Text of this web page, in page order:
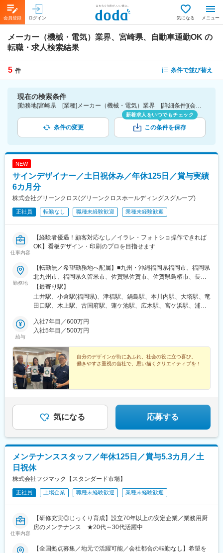
会員登録 ログイン 気になる メニュー
メーカー（機械・電気）業界、宮崎県、自動車通勤OK の
転職・求人検索結果
5 件 条件で並び替え
現在の検索条件
[勤務地]宮崎県 [業種]メーカー（機械・電気）業界 [詳細条件](会社・職場の環境)自動車通勤OK
条件の変更
新着求人をいつでもチェック
この条件を保存
NEW
サインデザイナー／土日祝休み／年休125日／賞与実績
6カ月分
株式会社グリーンクロス(グリーンクロスホールディングスグループ)
正社員 転勤なし 職種未経験歓迎 業種未経験歓迎
仕事内容
【経験者優遇！顧客対応なし／イラレ・フォトショ操作できれば
OK】看板デザイン・印刷のプロを目指せます
勤務地
【転勤無／希望勤務地へ配属】■九州・沖縄福岡県福岡市、福岡県
北九州市、福岡県久留米市、佐賀県佐賀市、佐賀県鳥栖市、長崎
県西彼杵郡長与町、長崎県佐世保市、熊本県熊本市、熊本県球磨
郡あさぎり町、大分県大分市、宮崎県宮崎市、鹿児島県鹿児島
市、鹿児島県鹿屋市、沖縄県浦添市、沖縄県名護市 ■中国山口県
山市、鳥取県鳥取市、鳥取県境港市、島根県松江市 ■四国愛媛県
松山市、香川県高松市、徳島県徳島市、高知県高知市 ■東海愛知
阜県羽島市 ■関西大阪府大阪市、大阪府堺市、兵庫県神戸市、兵
庫県姫路市、奈良県奈良市、京都府京都市 ■関東東京都中央区、
埼玉県川口市、埼玉県久喜市、埼玉県さいたま市、神奈川県横浜
市、神奈川県相模原市、千葉県千葉市 ■東北宮城県仙台市、宮城
県石巻市、山形県山形市、福島県郡山市 ※受動喫煙対策あり
【最寄り駅】
土井駅、小倉駅(福岡県)、津福駅、鍋島駅、本川内駅、大塔駅、竜
田口駅、木上駅、古国府駅、蓮ケ池駅、広木駅、宮ケ浜駅、浦添
駅、東山・おかでんミュージアム駅、鳥取駅、高松町駅、朝日ケ
丘駅、伊予和気駅、林道駅、阿波富田駅、旭町一丁目駅、本星崎
センター駅、英賀保駅、帯解駅、竹田駅(京都府)、東日本橋駅、鳩
ケ谷駅、鷲宮駅、鉄道博物館駅、大倉山駅(神奈川県)、南橋本駅、
本千葉駅、南仙台駅、蛇田駅、北山形駅、郡山富田駅、木太東口
駅、桃谷駅、計算科学センター駅、伏見駅(京都府)、馬喰横山駅、
大阪上本町駅、浜町駅
給与
入社7年目／600万円
入社5年目／500万円
自分のデザインが街にあふれ、社会の役に立つ喜び。
働きやすさ重視の当社で、思い描くクリエイティブを！
気になる 応募する
メンテナンススタッフ／年休125日／賞与5.3カ月／土
日祝休
株式会社フジマック【スタンダード市場】
正社員 上場企業 職種未経験歓迎 業種未経験歓迎
仕事内容
【研修充実◎じっくり育成】設立70年以上の安定企業／業務用厨
房のメンテナンス ★20代～30代活躍中
【全国拠点募集／地元で活躍可能／会社都合の転勤なし】希望を